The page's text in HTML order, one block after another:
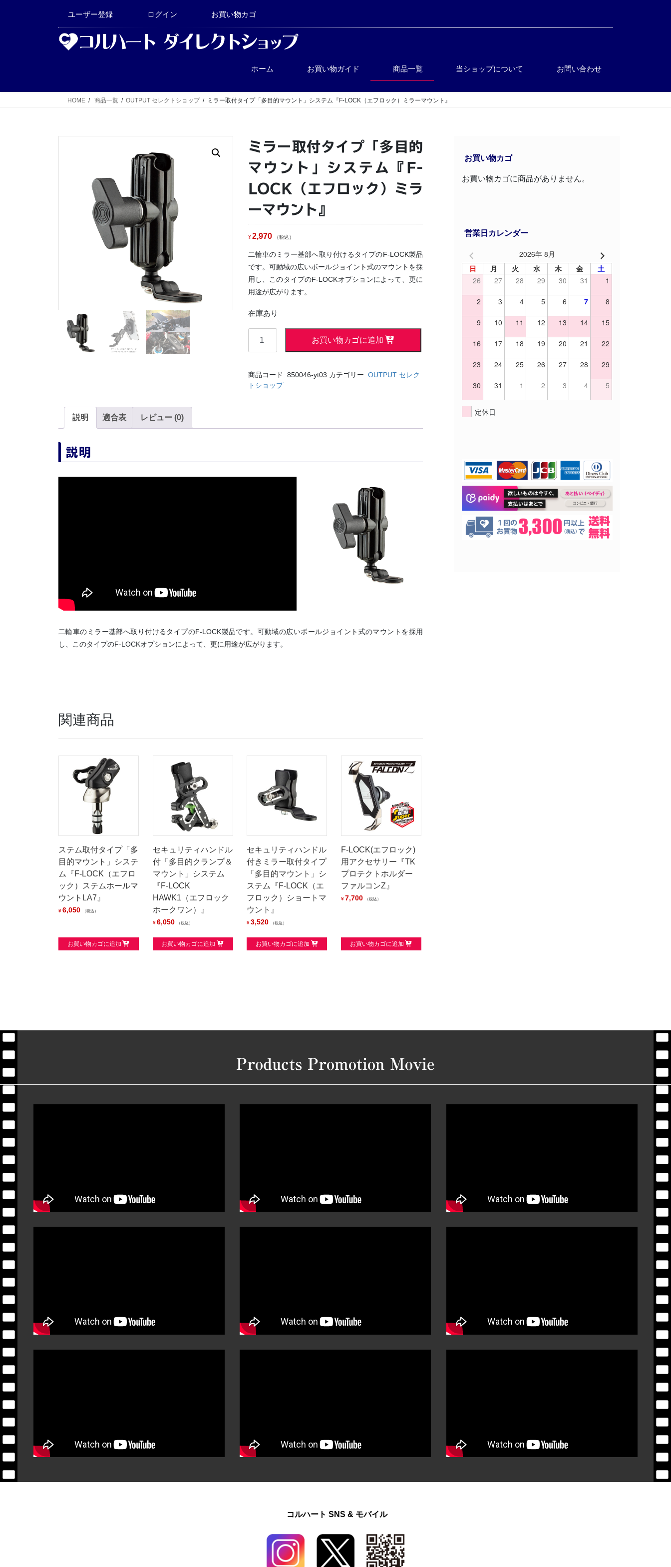
ユーザー登録 ログイン お買い物カゴ
ホーム お買い物ガイド 商品一覧 当ショップについて お問い合わせ
HOME 商品一覧 OUTPUT セレクトショップ ミラー取付タイプ「多目的マウント」システム『F-LOCK（エフロック）ミラーマウント』
ミラー取付タイプ「多目的
マウント」システム『F-
LOCK（エフロック）ミラ
ーマウント』
¥2,970 税込
二輪車のミラー基部へ取り付けるタイプのF-LOCK製品
です。可動域の広いボールジョイント式のマウントを採
用し、このタイプのF-LOCKオプションによって、更に
用途が広がります。
在庫あり
取
付
「多
ウ
ッ
ミ
ラ
お買い物カゴに追加
商品コード: 850046-yt03 カテゴリー: OUTPUT セレク
トショップ
説明 適合表 レビュー (0)
説明
二輪車のミラー基部へ取り付けるタイプのF-LOCK製品です。可動域の広いボールジョイント式のマウントを採用
し、このタイプのF-LOCKオプションによって、更に用途が広がります。
関連商品
ステム取付タイプ「多
目的マウント」システ
ム『F-LOCK（エフロ
ック）ステムホールマ
ウントLA7』
¥6,050 税込
お買い物カゴに追加
セキュリティハンドル
付「多目的クランプ＆
マウント」システム
『F-LOCK
HAWK1（エフロック
ホークワン）』
¥ 6,050 税込
お買い物カゴに追加
セキュリティハンドル
付きミラー取付タイプ
「多目的マウント」シ
ステム『F-LOCK（エ
フロック）ショートマ
ウント』
¥ 3,520 税込
お買い物カゴに追加
F-LOCK(エフロック)
用アクセサリー『TK
プロテクトホルダー
ファルコンZ』
¥7,700 税込
お買い物カゴに追加
お買い物カゴ
お買い物カゴに商品がありません。
営業日カレンダー
2026年 8月
日
月 火 水 木 金
土
26
27 28 29 30 31 1
2 3 4 5 6 7 8
9 10 11 12 13 14 15
16 17 18 19 20 21 22
23 24 25 26 27 28 29
30 31 1 2 3 4 5
定休日
Products Promotion Movie
コルハート SNS & モバイル